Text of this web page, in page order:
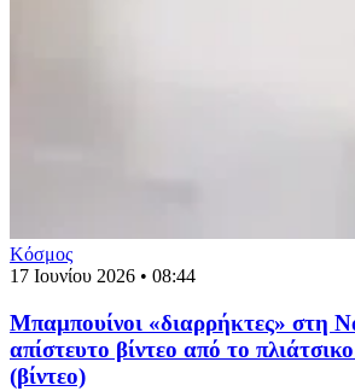
Κόσμος
17 Ιουνίου 2026 • 08:44
Μπαμπουίνοι «διαρρήκτες» στη
απίστευτο βίντεο από το
(βίντεο)